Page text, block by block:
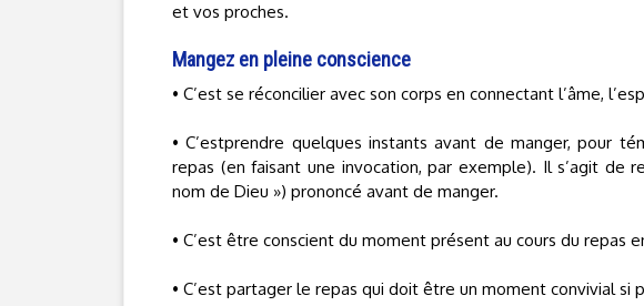
et vos proches.
Mangez en pleine conscience
• C’est se réconcilier avec son corps en connectant l’âme,
• C’estprendre quelques instants avant de manger, pour
repas (en faisant une invocation, par exemple). Il s’agit de
nom de Dieu ») prononcé avant de manger.
• C’est être conscient du moment présent au cours du repas
• C’est partager le repas qui doit être un moment convivial si